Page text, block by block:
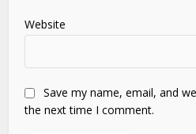
Website
Save my name, email, and
the next time I comment.